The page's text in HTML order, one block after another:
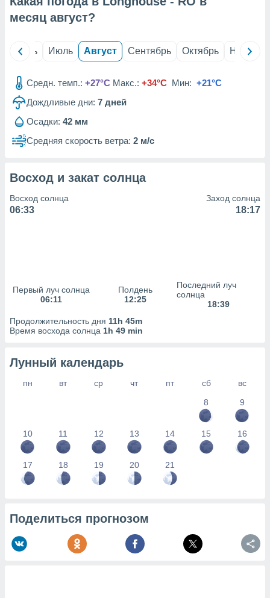
из
данных
наших 1199
месяц август?
Июнь Июль Август Сентябрь Октябрь Ноябрь
Средн. темп.: +27°C Макс.: +34°C Мин: +21°C
Дождливые дни: 7 дней
Осадки: 42 мм
Средняя скорость ветра: 2 м/с
Восход и закат солнца
Восход солнца
06:33
Заход солнца
18:17
Первый луч солнца
06:11
Полдень
12:25
Последний луч
солнца
18:39
Продолжительность дня 11h 45m
Время восхода солнца 1h 49 min
Лунный календарь
пн вт ср чт пт сб
вс
8
9
10 11 12 13 14 15 16
17 18 19 20 21
Поделиться прогнозом